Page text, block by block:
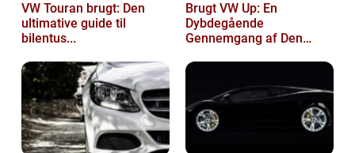
VW Touran brugt: Den
ultimative guide til
bilentus...
Brugt VW Up: En
Dybdegående
Gennemgang af Den